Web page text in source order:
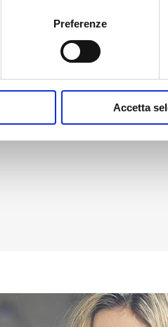
Preferenze
Accetta